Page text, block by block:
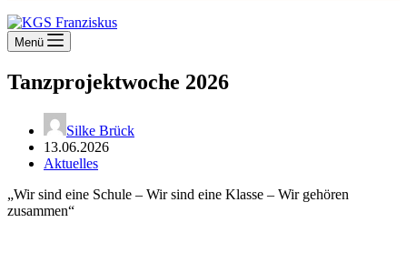
Menü
Tanzprojektwoche 2026
Silke Brück
13.06.2026
Aktuelles
„Wir sind eine Schule – Wir sind eine Klasse – Wir gehören
zusammen“